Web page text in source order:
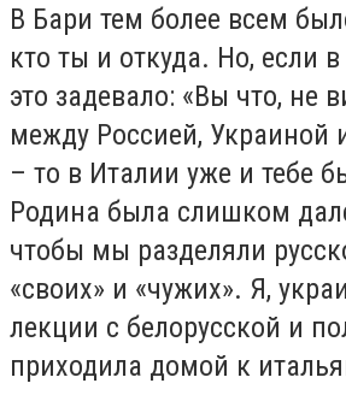
В Бари тем более всем
кто ты и откуда. Но, если
это задевало: «Вы что, не
между Россией, Украиной
– то в Италии уже и тебе
Родина была слишком
чтобы мы разделяли
«своих» и «чужих». Я,
лекции с белорусской и
приходила домой к